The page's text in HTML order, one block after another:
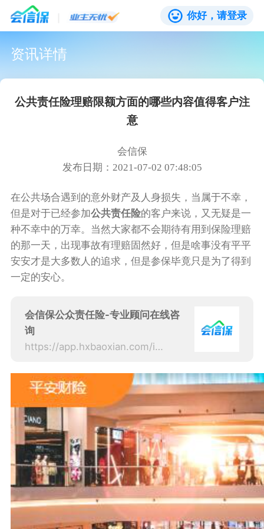
你好，请登录
资讯详情
公共责任险理赔限额方面的哪些内容值得客户注
意
会信保
发布日期：2021-07-02 07:48:05
在公共场合遇到的意外财产及人身损失，当属于不幸，
但是对于已经参加公共责任险的客户来说，又无疑是一
种不幸中的万幸。当然大家都不会期待有用到保险理赔
的那一天，出现事故有理赔固然好，但是啥事没有平平
安安才是大多数人的追求，但是参保毕竟只是为了得到
一定的安心。
会信保公众责任险-专业顾问在线咨
询
https://app.hxbaoxian.com/insurance?p=1&l=20&t=1&c=0&sourceType=web